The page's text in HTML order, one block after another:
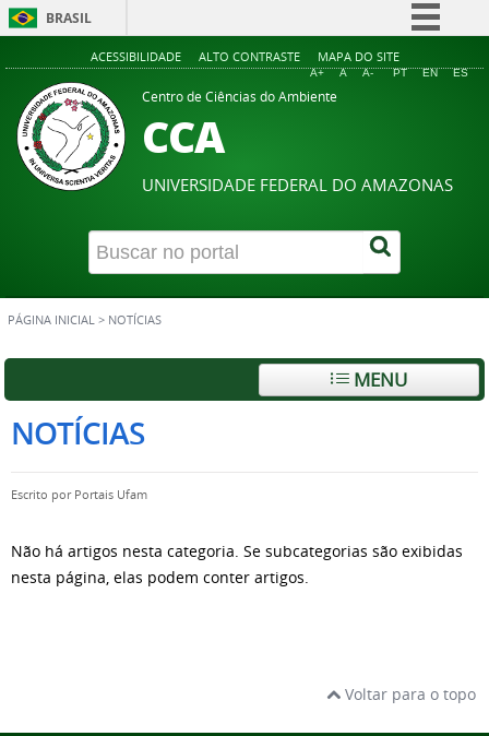
BRASIL
Simplifique!
Comunica BR
Legislação
Canais
ACESSIBILIDADE ALTO CONTRASTE MAPA DO SITE
A+ A A- PT EN ES
Centro de Ciências do Ambiente
CCA
UNIVERSIDADE FEDERAL DO AMAZONAS
PÁGINA INICIAL > NOTÍCIAS
MENU
NOTÍCIAS
Escrito por Portais Ufam
Não há artigos nesta categoria. Se subcategorias são exibidas
nesta página, elas podem conter artigos.
Voltar para o topo